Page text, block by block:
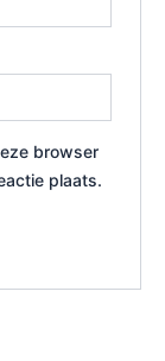
browser
plaats.